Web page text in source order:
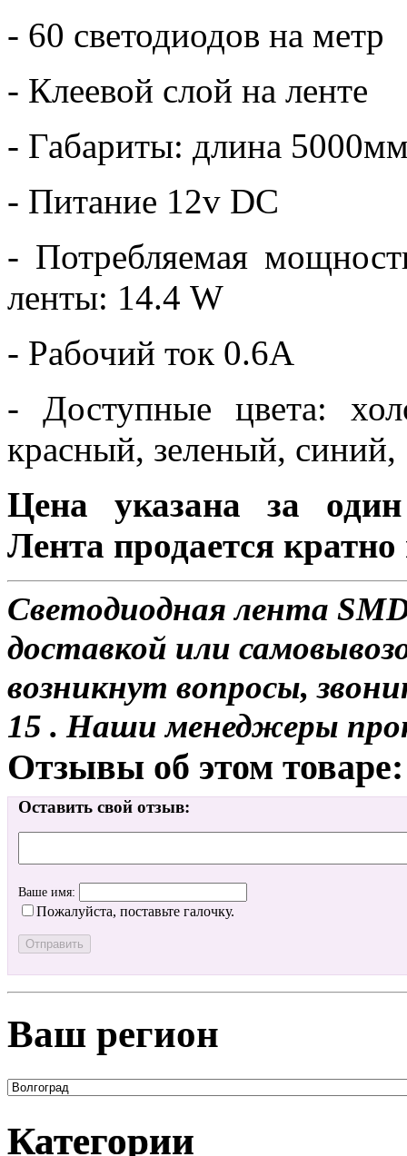
- 60 светодиодов на метр
- Клеевой слой на ленте
- Габариты: длина
- Питание 12v DC
- Потребляемая
ленты: 14.4 W
- Рабочий ток 0.6А
- Доступные цвета:
красный, зеленый, синий,
Цена указана за
Лента продается кратно
Светодиодная лента
доставкой или
возникнут вопросы,
15 . Наши менеджеры
Отзывы об этом товаре:
Оставить свой отзыв:
Ваше имя:
Пожалуйста, поставьте галочку.
Ваш регион
Категории